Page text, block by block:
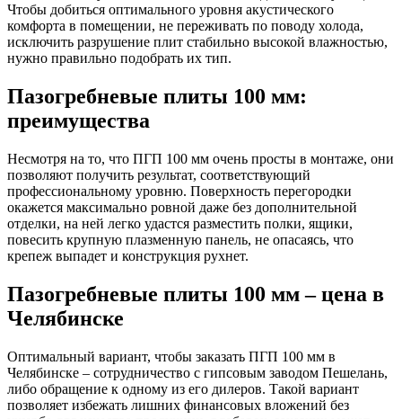
Чтобы добиться оптимального уровня акустического
комфорта в помещении, не переживать по поводу холода,
исключить разрушение плит стабильно высокой влажностью,
нужно правильно подобрать их тип.
Пазогребневые плиты 100 мм:
преимущества
Несмотря на то, что ПГП 100 мм очень просты в монтаже, они
позволяют получить результат, соответствующий
профессиональному уровню. Поверхность перегородки
окажется максимально ровной даже без дополнительной
отделки, на ней легко удастся разместить полки, ящики,
повесить крупную плазменную панель, не опасаясь, что
крепеж выпадет и конструкция рухнет.
Пазогребневые плиты 100 мм – цена в
Челябинске
Оптимальный вариант, чтобы заказать ПГП 100 мм в
Челябинске – сотрудничество с гипсовым заводом Пешелань,
либо обращение к одному из его дилеров. Такой вариант
позволяет избежать лишних финансовых вложений без